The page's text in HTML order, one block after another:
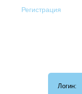
Регистрация
Логин: